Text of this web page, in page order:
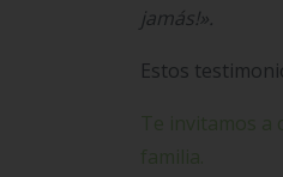
jamás!».
Estos